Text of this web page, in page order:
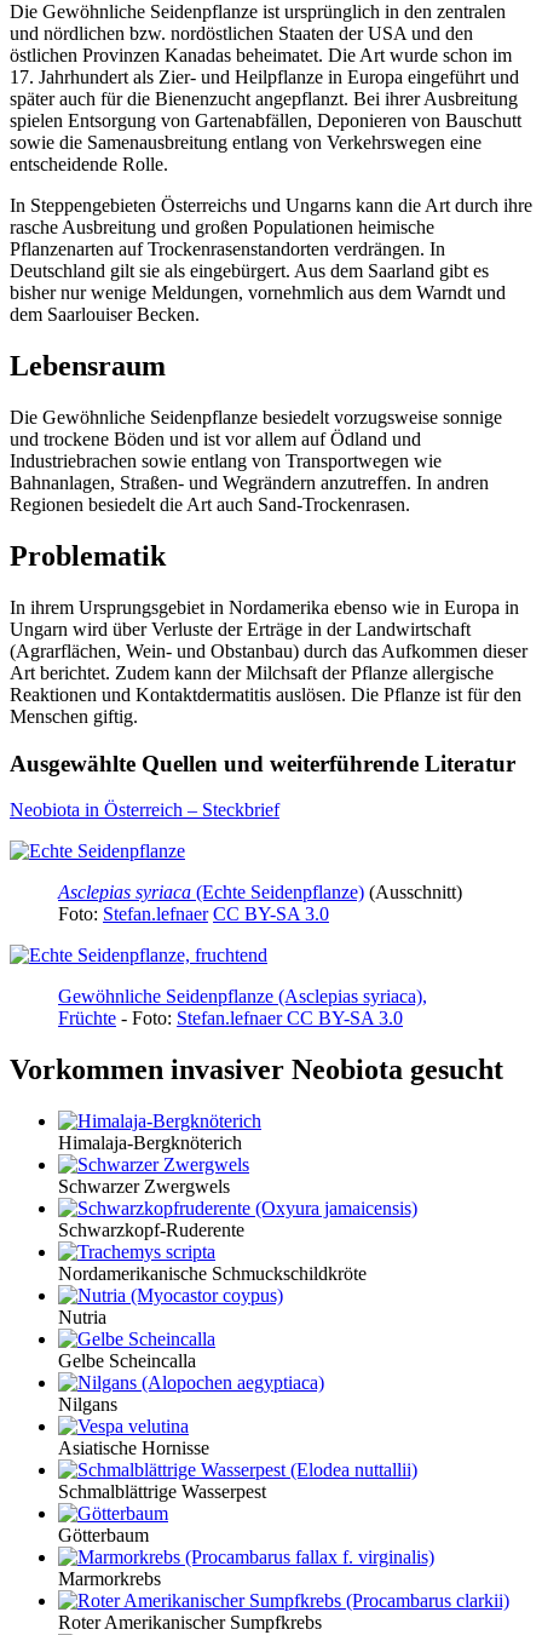
Die Gewöhnliche Seidenpflanze ist ursprünglich in den zentralen
und nördlichen bzw. nordöstlichen Staaten der USA und den
östlichen Provinzen Kanadas beheimatet. Die Art wurde schon im
17. Jahrhundert als Zier- und Heilpflanze in Europa eingeführt und
später auch für die Bienenzucht angepflanzt. Bei ihrer Ausbreitung
spielen Entsorgung von Gartenabfällen, Deponieren von Bauschutt
sowie die Samenausbreitung entlang von Verkehrswegen eine
entscheidende Rolle.
In Steppengebieten Österreichs und Ungarns kann die Art durch ihre
rasche Ausbreitung und großen Populationen heimische
Pflanzenarten auf Trockenrasenstandorten verdrängen. In
Deutschland gilt sie als eingebürgert. Aus dem Saarland gibt es
bisher nur wenige Meldungen, vornehmlich aus dem Warndt und
dem Saarlouiser Becken.
Lebensraum
Die Gewöhnliche Seidenpflanze besiedelt vorzugsweise sonnige
und trockene Böden und ist vor allem auf Ödland und
Industriebrachen sowie entlang von Transportwegen wie
Bahnanlagen, Straßen- und Wegrändern anzutreffen. In andren
Regionen besiedelt die Art auch Sand-Trockenrasen.
Problematik
In ihrem Ursprungsgebiet in Nordamerika ebenso wie in Europa in
Ungarn wird über Verluste der Erträge in der Landwirtschaft
(Agrarflächen, Wein- und Obstanbau) durch das Aufkommen dieser
Art berichtet. Zudem kann der Milchsaft der Pflanze allergische
Reaktionen und Kontaktdermatitis auslösen. Die Pflanze ist für den
Menschen giftig.
Ausgewählte Quellen und weiterführende Literatur
Neobiota in Österreich – Steckbrief
Asclepias syriaca (Echte Seidenpflanze) (Ausschnitt)
Foto: Stefan.lefnaer CC BY-SA 3.0
Gewöhnliche Seidenpflanze (Asclepias syriaca),
Früchte - Foto: Stefan.lefnaerCC BY-SA 3.0
Vorkommen invasiver Neobiota gesucht
Himalaja-Bergknöterich
Schwarzer Zwergwels
Schwarzkopf-Ruderente
Nordamerikanische Schmuckschildkröte
Nutria
Gelbe Scheincalla
Nilgans
Asiatische Hornisse
Schmalblättrige Wasserpest
Götterbaum
Marmorkrebs
Roter Amerikanischer Sumpfkrebs